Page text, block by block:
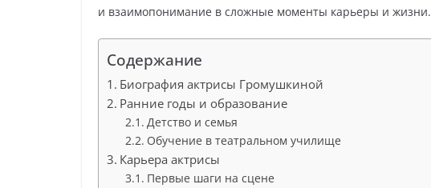
и взаимопонимание в сложные моменты карьеры и жизни.
Содержание
Биография актрисы Громушкиной
Ранние годы и образование
Детство и семья
Обучение в театральном училище
Карьера актрисы
Первые шаги на сцене